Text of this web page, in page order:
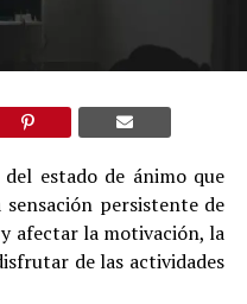
estado de ánimo que
persistente de
afectar la motivación, la
de las actividades